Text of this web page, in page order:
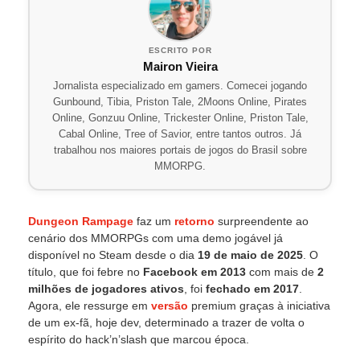
ESCRITO POR
Mairon Vieira
Jornalista especializado em gamers. Comecei jogando
Gunbound, Tibia, Priston Tale, 2Moons Online, Pirates
Online, Gonzuu Online, Trickester Online, Priston Tale,
Cabal Online, Tree of Savior, entre tantos outros. Já
trabalhou nos maiores portais de jogos do Brasil sobre
MMORPG.
Dungeon Rampage faz um retorno surpreendente ao
cenário dos MMORPGs com uma demo jogável já
disponível no Steam desde o dia 19 de maio de 2025 . O
título, que foi febre no Facebook em 2013 com mais de 2
milhões de jogadores ativos , foi fechado em 2017
Agora, ele ressurge em versão premium graças à iniciativa
de um ex-fã, hoje dev, determinado a trazer de volta o
espírito do hack’n’slash que marcou época.